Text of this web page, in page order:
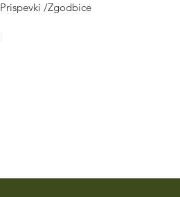
/Zgodbice